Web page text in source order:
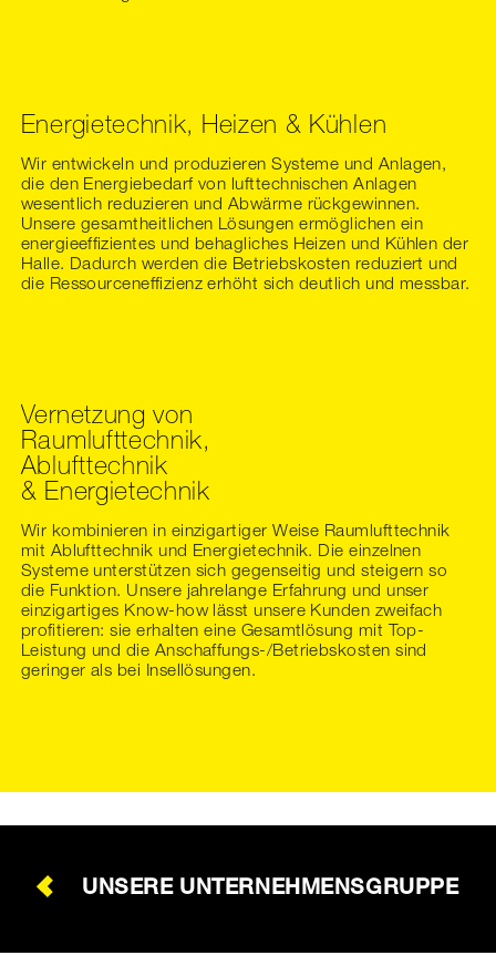
Energietechnik, Heizen & Kühlen
Wir entwickeln und produzieren Systeme und Anlagen,
die den Energiebedarf von lufttechnischen Anlagen
wesentlich reduzieren und Abwärme rückgewinnen.
Unsere gesamtheitlichen Lösungen ermöglichen ein
energieeffizientes und behagliches Heizen und Kühlen der
Halle. Dadurch werden die Betriebskosten reduziert und
die Ressourceneffizienz erhöht sich deutlich und messbar.
Vernetzung von
Raumlufttechnik,
Ablufttechnik
& Energietechnik
Wir kombinieren in einzigartiger Weise Raumlufttechnik
mit Ablufttechnik und Energietechnik. Die einzelnen
Systeme unterstützen sich gegenseitig und steigern so
die Funktion. Unsere jahrelange Erfahrung und unser
einzigartiges Know-how lässt unsere Kunden zweifach
profitieren: sie erhalten eine Gesamtlösung mit Top-
Leistung und die Anschaffungs-/Betriebskosten sind
geringer als bei Insellösungen.
UNSERE UNTERNEHMENSGRUPPE